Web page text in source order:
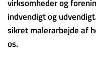
virksomheder og
indvendigt og
sikret malerarbejde af
os.